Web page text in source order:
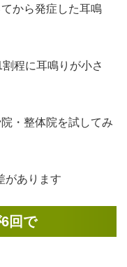
から発症した耳鳴
程に耳鳴りが小さ
・整体院を試してみ
があります
回で